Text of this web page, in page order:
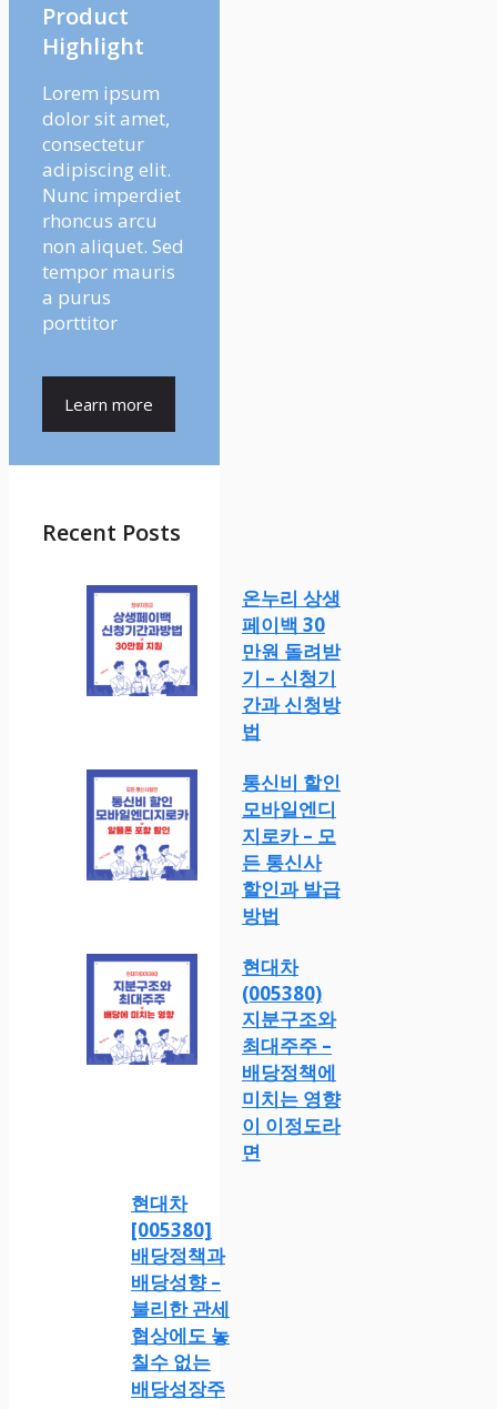
Product
Highlight
Lorem ipsum
dolor sit amet,
consectetur
adipiscing elit.
Nunc imperdiet
rhoncus arcu
non aliquet. Sed
tempor mauris
a purus
porttitor
Learn more
Recent Posts
온누리 상생
페이백 30
만원 돌려받
기 – 신청기
간과 신청방
법
통신비 할인
모바일엔디
지로카 – 모
든 통신사
할인과 발급
방법
현대차
(005380)
지분구조와
최대주주 –
배당정책에
미치는 영향
이 이정도라
면
현대차
[005380]
배당정책과
배당성향 –
불리한 관세
협상에도 놓
칠수 없는
배당성장주